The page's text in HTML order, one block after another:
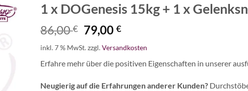
1 x DOGenesis 15kg + 1 x
86,00€ Ursprünglicher
Preis
war:
86,00 €
79,00€Aktueller
ist:
79,00 €.
inkl. 7 % MwSt.zzgl.Versandkosten
Erfahre mehr über die positiven Eigenschaften in unserer
Neugierig auf die Erfahrungen anderer Kunden?